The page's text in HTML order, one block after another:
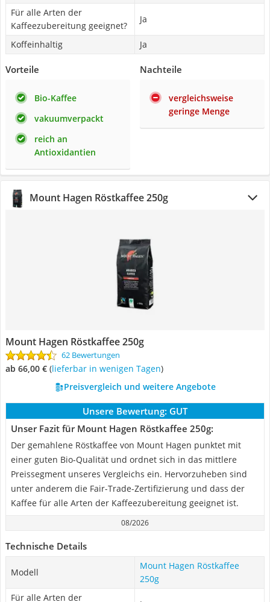
Für alle Arten der
Kaffeezubereitung geeignet?
Ja
Koffeinhaltig Ja
Vorteile
Bio-Kaffee
vakuumverpackt
reich an
Antioxidantien
Nachteile
vergleichsweise
geringe Menge
Mount Hagen Röstkaffee 250g
Mount Hagen Röstkaffee 250g
62 Bewertungen
ab 66,00 € ( Lieferbar in wenigen Tagen)
Preisvergleich und weitere Angebote
Unsere Bewertung: GUT
Unser Fazit für Mount Hagen Röstkaffee 250g:
Der gemahlene Röstkaffee von Mount Hagen punktet mit
einer guten Bio-Qualität und ordnet sich in das mittlere
Preissegment unseres Vergleichs ein. Hervorzuheben sind
unter anderem die Fair-Trade-Zertifizierung und dass der
Kaffee für alle Arten der Kaffeezubereitung geeignet ist.
08/2026
Technische Details
Modell
Mount Hagen Röstkaffee
250g
Für alle Arten der